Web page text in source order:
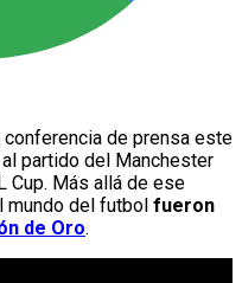
de prensa este
partido del Manchester
Cup. Más allá de ese
mundo del futbol fueron
de Oro.